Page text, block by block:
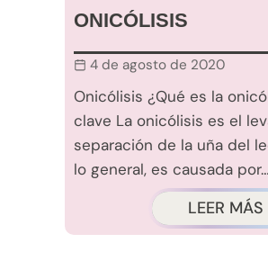
ONICÓLISIS
4 de agosto de 2020
Onicólisis ¿Qué es la
clave La onicólisis es el
separación de la uña del
lo general, es causada por…
LEER